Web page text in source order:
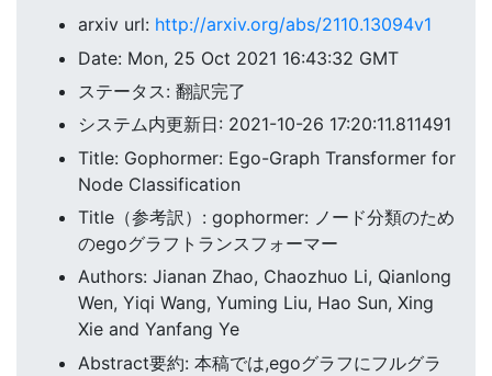
arxiv url: http://arxiv.org/abs/2110.13094v1
Date: Mon, 25 Oct 2021 16:43:32 GMT
ステータス: 翻訳完了
システム内更新日: 2021-10-26 17:20:11.811491
Title: Gophormer: Ego-Graph Transformer for
Node Classification
Title（参考訳）: gophormer: ノード分類のため
のegoグラフトランスフォーマー
Authors: Jianan Zhao, Chaozhuo Li, Qianlong
Wen, Yiqi Wang, Yuming Liu, Hao Sun, Xing
Xie and Yanfang Ye
Abstract要約: 本稿では,egoグラフにフルグラ